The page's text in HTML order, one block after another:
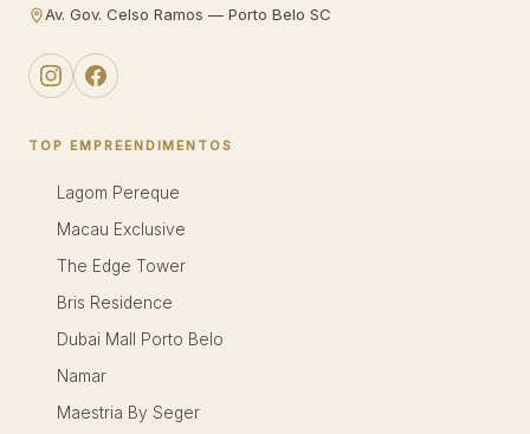
Av. Gov. Celso Ramos — Porto Belo SC
TOP EMPREENDIMENTOS
Lagom Pereque
Macau Exclusive
The Edge Tower
Bris Residence
Dubai Mall Porto Belo
Namar
Maestria By Seger